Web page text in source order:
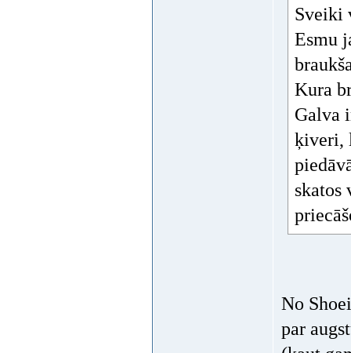
Sveiki
Esmu
Kura
Galva
ķiveri,
skatos
No
par